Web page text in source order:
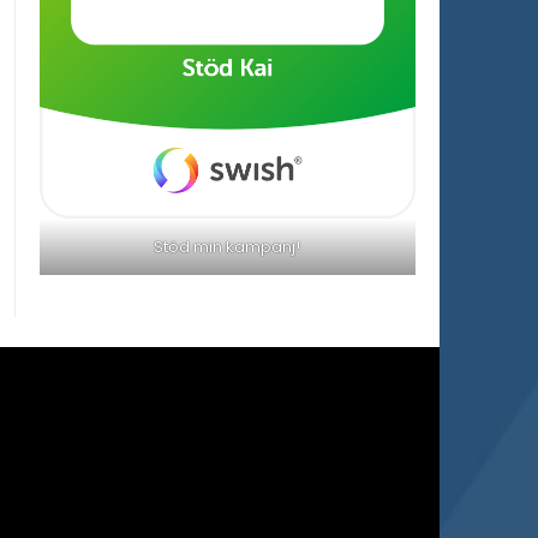
Stöd min kampanj!